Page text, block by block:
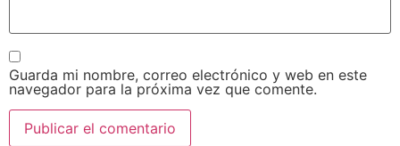
Guarda mi nombre, correo electrónico y web en este
navegador para la próxima vez que comente.